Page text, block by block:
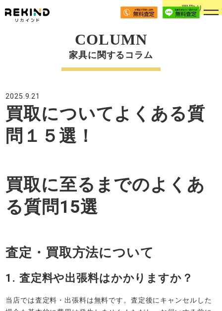
COLUMN
家具に関するコラム
2025.9.21
買取についてよくある質
問１５選！
買取り
買取に至るまでのよくあ
る質問15選
査定・買取方法について
1. 査定料や出張料はかかりますか？
当店では査定料・出張料は無料です。査定後にキャンセルした